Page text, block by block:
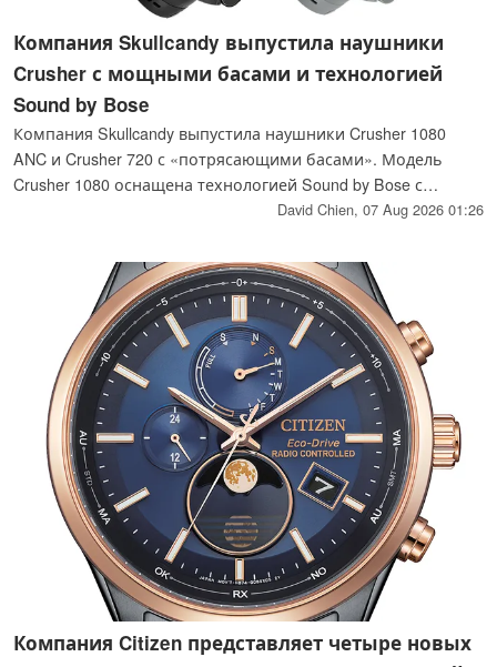
Компания Skullcandy выпустила наушники
Crusher с мощными басами и технологией
Sound by Bose
Компания Skullcandy выпустила наушники Crusher 1080
ANC и Crusher 720 с «потрясающими басами». Модель
Crusher 1080 оснащена технологией Sound by Bose с
активным шумоподавлением, а модель Crusher 720 —
шумоподавлением.
David Chien, 07 Aug 2026 01:26
Компания Citizen представляет четыре новых